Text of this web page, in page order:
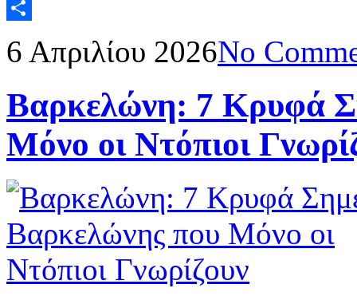
Gmail
6 Απριλίου 2026No
Βαρκελώνη: 7 Κρυφά
Μόνο οι Ντόπιοι